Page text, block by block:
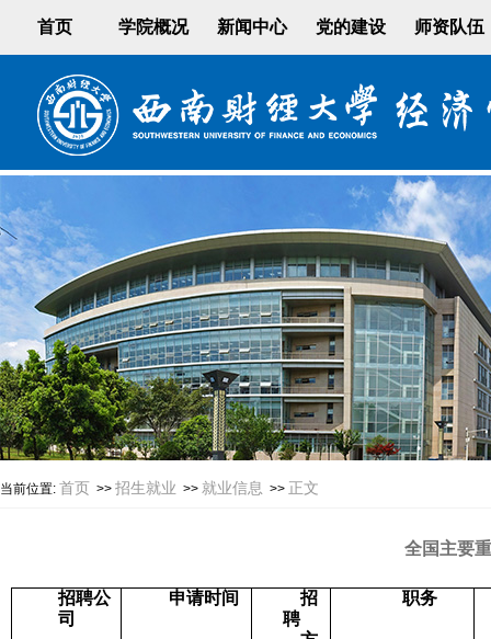
首页 学院概况 新闻中心 党的建设 师资队伍
当前位置: 首页 >> 招生就业 >> 就业信息 >> 正文
全国主要
招聘公
司
申请时间
招
聘
职务